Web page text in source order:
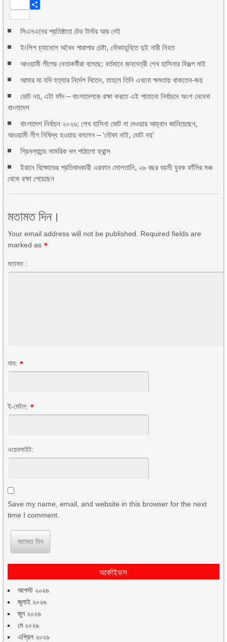
Pinterest
সিএনএনের প্রতিষ্ঠাতা টেড টার্নার আর নেই
ইংলিশ চ্যানেলে অবৈধ পারাপার চেষ্টা, নৌকাডুবিতে দুই নারী নিহত
আওয়ামী লীগের নেতাকর্মীরা বলেছে: বর্তমানে জননেত্রী শেখ হাসিনার বিকল্প নাই
আমার মা যদি হত্যার নির্দেশ দিতেন, তাহলে তিনি এখনো ক্ষমতায় থাকতেন-জয়
ভোট নয়, এটা ফাঁদ – বাংলাদেশকে রক্ষা করতে এই পাতানো নির্বাচনে অংশ নেবেনা
বাংলাদেশ
বাংলাদেশ নির্বাচন ২০২৬: শেখ হাসিনা ভোট না দেওয়ার আহ্বান জানিয়েছেন,
আওয়ামী লীগ নিষিদ্ধ হওয়ায় বললেন – ‘নৌকা নাই, ভোট নয়’
গ্রিনল্যান্ডে সামরিক দল পাঠালো ফ্রান্স
ইরানে বিক্ষোভের প্রতিবাদকারী এরফান সোলতানি, ২৬ বছর বয়সী যুবক ফাঁসির মঞ্চ
থেকে রক্ষা পেয়েছেন
মতামত দিন।
Your email address will not be published. Required fields are
marked as *
মতামত :
নাম: *
ই-মেইল: *
ওয়েবসাইট:
Save my name, email, and website in this browser for the next
time I comment.
আর্কাইভস
আগস্ট ২০২৬
জুলাই ২০২৬
জুন ২০২৬
মে ২০২৬
এপ্রিল ২০২৬